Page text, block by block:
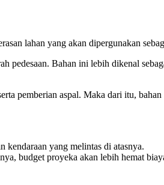
lahan yang akan dipergunakan
pedesaan. Bahan ini lebih dikenal
pemberian aspal. Maka dari itu,
kendaraan yang melintas di atasnya.
budget proyeka akan lebih hemat